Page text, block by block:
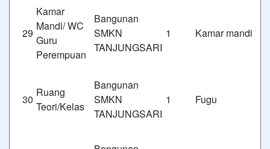
29
Kamar
Mandi/ WC
Guru
Perempuan
Bangunan
SMKN 1
TANJUNGSARI
Kamar mandi
30
Ruang
Teori/Kelas
Bangunan
SMKN 1
TANJUNGSARI
Fugu